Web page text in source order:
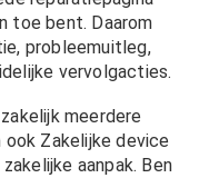
toe bent. Daarom
probleemuitleg,
vervolgacties.
meerdere
ook Zakelijke device
aanpak. Ben